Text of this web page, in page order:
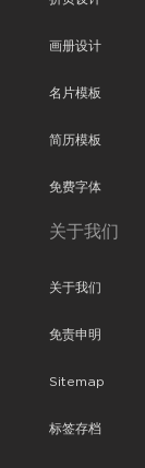
画册设计
名片模板
简历模板
免费字体
关于我们
关于我们
免责申明
Sitemap
标签存档